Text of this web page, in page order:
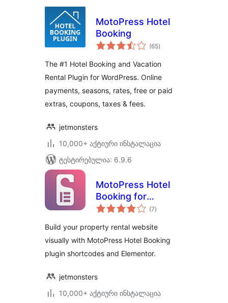
MotoPress Hotel
Booking
(65საერთო
რეიტინგი
)
The #1 Hotel Booking and Vacation
Rental Plugin for WordPress. Online
payments, seasons, rates, free or paid
extras, coupons, taxes & fees.
jetmonsters
10,000+ აქტიური ინსტალაცია
ტესტირებულია: 6.9.6
MotoPress Hotel
Booking for
Elementor
(7საერთო
რეიტინგი
)
Build your property rental website
visually with MotoPress Hotel Booking
plugin shortcodes and Elementor.
jetmonsters
10,000+ აქტიური ინსტალაცია